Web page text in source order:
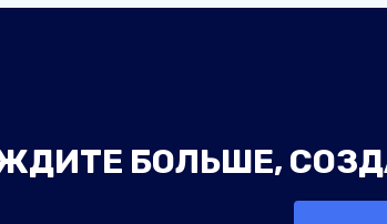
БОЛЬШЕ,